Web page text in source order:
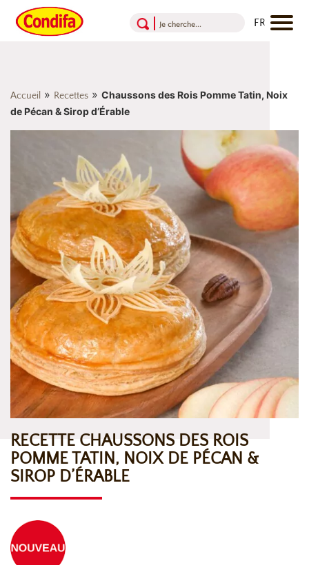
Accueil » Recettes » Chaussons des Rois Pomme Tatin, Noix
de Pécan & Sirop d’Érable
RECETTE CHAUSSONS DES ROIS
POMME TATIN, NOIX DE PÉCAN &
SIROP D’ÉRABLE